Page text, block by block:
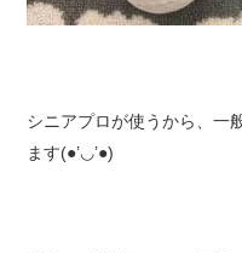
シニアプロが使うから、一
ます(●’◡’●)